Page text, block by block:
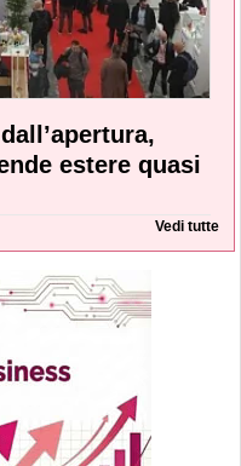
estere quasi
Vedi tutte